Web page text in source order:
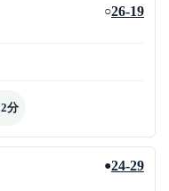
○26-19
2分
●24-29